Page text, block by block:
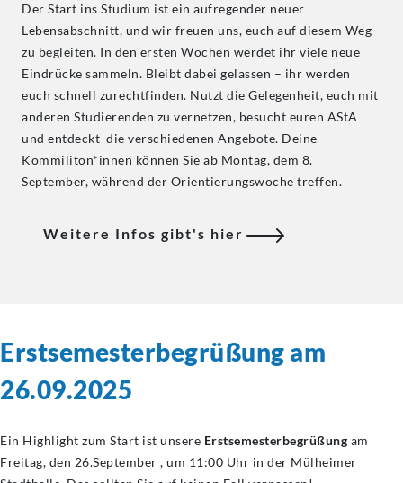
Der Start ins Studium ist ein aufregender neuer
Lebensabschnitt, und wir freuen uns, euch auf diesem Weg
zu begleiten. In den ersten Wochen werdet ihr viele neue
Eindrücke sammeln. Bleibt dabei gelassen – ihr werden
euch schnell zurechtfinden. Nutzt die Gelegenheit, euch mit
anderen Studierenden zu vernetzen, besucht euren AStA
und entdeckt die verschiedenen Angebote. Deine
Kommiliton*innen können Sie ab Montag, dem 8.
September, während der Orientierungswoche treffen.
Weitere Infos gibt's hier
Erstsemesterbegrüßung am
26.09.2025
Ein Highlight zum Start ist unsere Erstsemesterbegrüßung am
Freitag, den 26.September , um 11:00 Uhr in der Mülheimer